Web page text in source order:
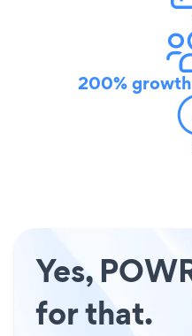
200% growth
Yes,
for that.